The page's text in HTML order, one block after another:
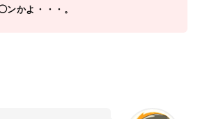
ンかよ・・・。